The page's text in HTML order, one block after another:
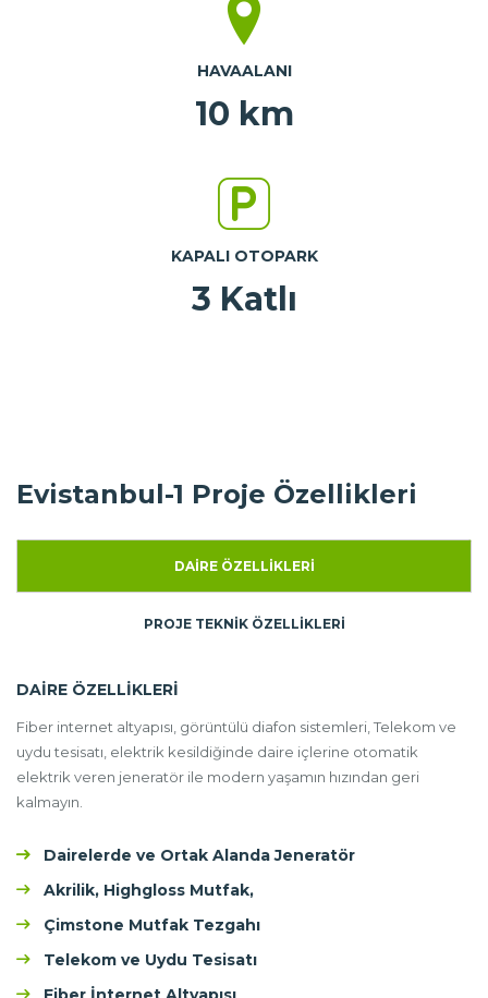
HAVAALANI
10 km
KAPALI OTOPARK
3 Katlı
Evistanbul-1 Proje Özellikleri
DAIRE ÖZELLIKLERI
PROJE TEKNIK ÖZELLIKLERI
DAIRE ÖZELLIKLERI
Fiber internet altyapısı, görüntülü diafon sistemleri, Telekom ve
uydu tesisatı, elektrik kesildiğinde daire içlerine otomatik
elektrik veren jeneratör ile modern yaşamın hızından geri
kalmayın.
Dairelerde ve Ortak Alanda Jeneratör
Akrilik, Highgloss Mutfak,
Çimstone Mutfak Tezgahı
Telekom ve Uydu Tesisatı